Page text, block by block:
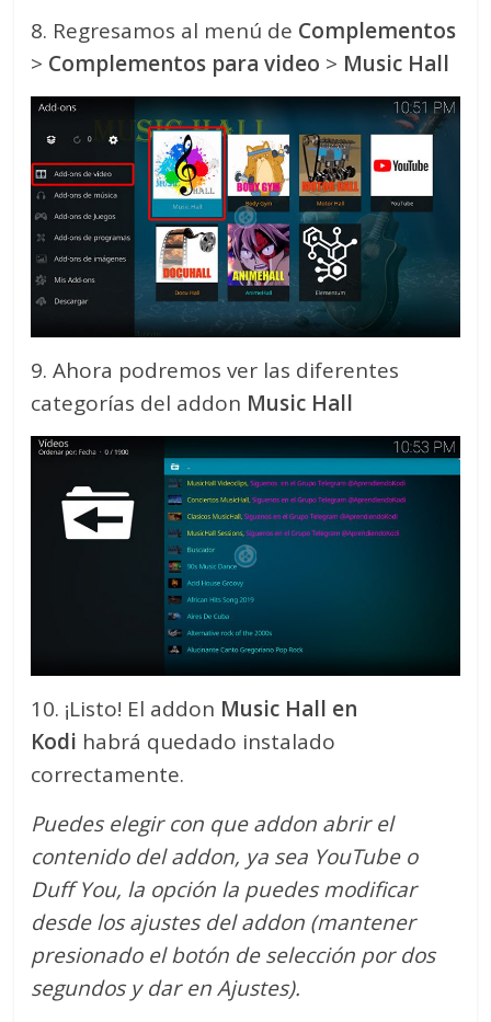
8. Regresamos al menú de Complementos
> Complementos para video > Music Hall
9. Ahora podremos ver las diferentes
categorías del addon Music Hall
10. ¡Listo! El addon Music Hall en
Kodi habrá quedado instalado
correctamente.
Puedes elegir con que addon abrir el
contenido del addon, ya sea YouTube o
Duff You, la opción la puedes modificar
desde los ajustes del addon (mantener
presionado el botón de selección por dos
segundos y dar en Ajustes).